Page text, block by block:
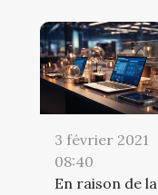
3 février 2021
08:40
En raison de la